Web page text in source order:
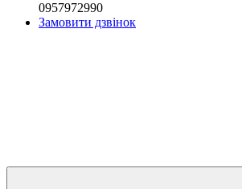
0957972990
Замовити дзвінок